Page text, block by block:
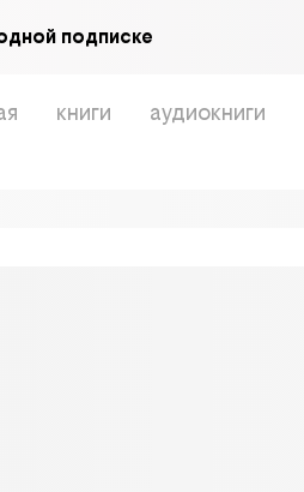
подписке
книги аудиокниги